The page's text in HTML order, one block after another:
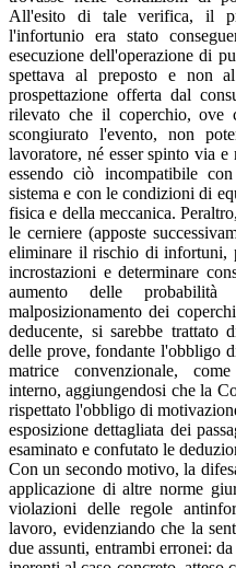
All'esito di tale verifica, il
l'infortunio era stato
esecuzione dell'operazione di
spettava al preposto e non
prospettazione offerta dal
rilevato che il coperchio, ove
scongiurato l'evento, non
lavoratore, né esser spinto via
essendo ciò incompatibile
sistema e con le condizioni di
fisica e della meccanica.
le cerniere (apposte
eliminare il rischio di infortuni,
incrostazioni e determinare
aumento delle
malposizionamento dei
deducente, si sarebbe trattato
delle prove, fondante l'obbligo
matrice convenzionale,
interno, aggiungendosi che la
rispettato l'obbligo di
esposizione dettagliata dei
esaminato e confutato le
Con un secondo motivo, la
applicazione di altre norme
violazioni delle regole
lavoro, evidenziando che la
due assunti, entrambi erronei: